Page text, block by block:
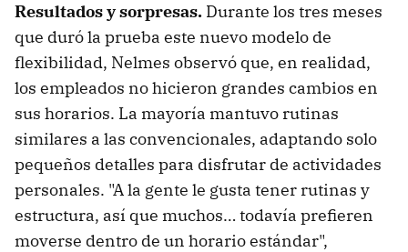
Resultados y sorpresas. Durante los tres meses
que duró la prueba este nuevo modelo de
flexibilidad, Nelmes observó que, en realidad,
los empleados no hicieron grandes cambios en
sus horarios. La mayoría mantuvo rutinas
similares a las convencionales, adaptando solo
pequeños detalles para disfrutar de actividades
personales. "A la gente le gusta tener rutinas y
estructura, así que muchos… todavía prefieren
moverse dentro de un horario estándar",